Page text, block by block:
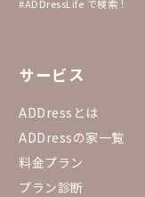
#ADDressLife で検索！
サービス
ADDressとは
ADDressの家一覧
料金プラン
プラン診断